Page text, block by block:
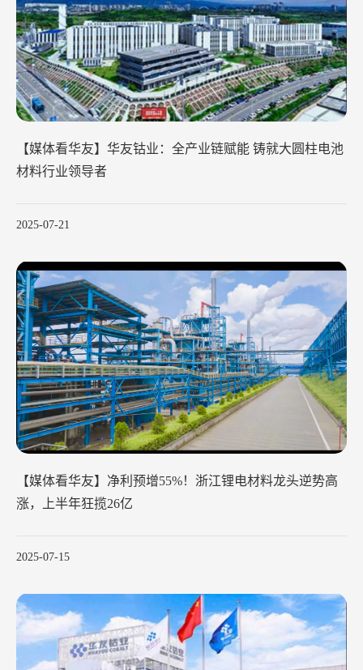
【媒体看华友】华友钴业：全产业链赋能 铸就大圆柱电池
材料行业领导者
2025-07-21
【媒体看华友】净利预增55%！浙江锂电材料龙头逆势高
涨，上半年狂揽26亿
2025-07-15